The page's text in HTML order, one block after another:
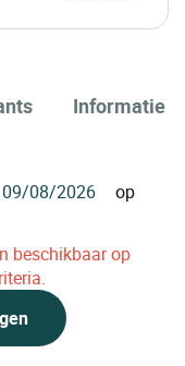
Informatie
op
beschikbaar op